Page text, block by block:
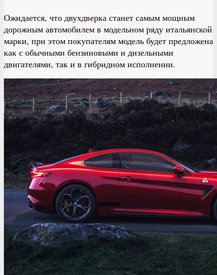
Ожидается, что двухдверка станет самым мощным
дорожным автомобилем в модельном ряду итальянской
марки, при этом покупателям модель будет предложена
как с обычными бензиновыми и дизельными
двигателями, так и в гибридном исполнении.